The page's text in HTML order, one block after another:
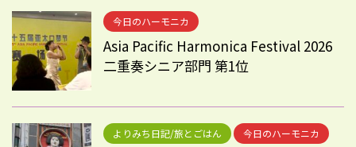
今日のハーモニカ
Asia Pacific Harmonica Festival 2026
二重奏シニア部門 第1位
よりみち日記/旅とごはん 今日のハーモニカ